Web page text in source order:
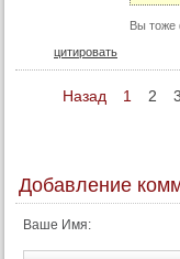
Вы тоже
цитировать
Назад 1 2 3
Добавление
Ваше Имя: